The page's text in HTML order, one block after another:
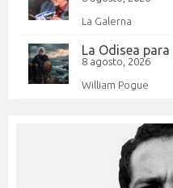
La Galerna
La Odisea
8 agosto, 2026
William Pogue